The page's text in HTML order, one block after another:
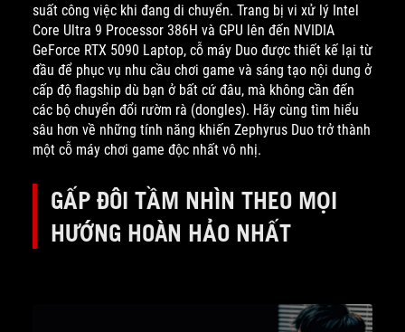
suất công việc khi đang di chuyển. Trang bị vi xử lý Intel
Core Ultra 9 Processor 386H và GPU lên đến NVIDIA
GeForce RTX 5090 Laptop, cỗ máy Duo được thiết kế lại từ
đầu để phục vụ nhu cầu chơi game và sáng tạo nội dung ở
cấp độ flagship dù bạn ở bất cứ đâu, mà không cần đến
các bộ chuyển đổi rườm rà (dongles). Hãy cùng tìm hiểu
sâu hơn về những tính năng khiến Zephyrus Duo trở thành
một cỗ máy chơi game độc nhất vô nhị.
GẤP ĐÔI TẦM NHÌN THEO MỌI
HƯỚNG HOÀN HẢO NHẤT